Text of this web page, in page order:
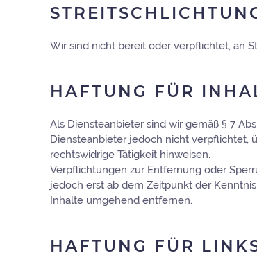
Wir sind nicht bereit oder verpflichtet, an
HAFTUNG FÜR
Als Diensteanbieter sind wir gemäß § 7
Diensteanbieter jedoch nicht verpflichtet,
rechtswidrige Tätigkeit hinweisen.
Verpflichtungen zur Entfernung oder
jedoch erst ab dem Zeitpunkt der
Inhalte umgehend entfernen.
HAFTUNG FÜR